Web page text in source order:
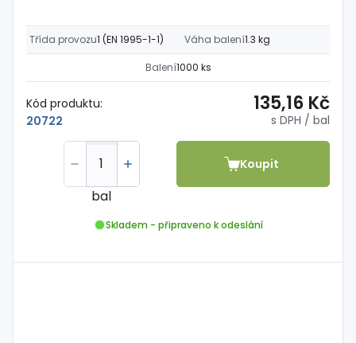
Třída provozu1 (EN 1995-1-1) Váha balení1.3 kg
Balení1000 ks
Kód produktu:
20722
135,16 Kč
s DPH / bal
bal
Koupit
Skladem - připraveno k odeslání